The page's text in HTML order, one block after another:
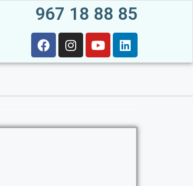
967 18 88 85